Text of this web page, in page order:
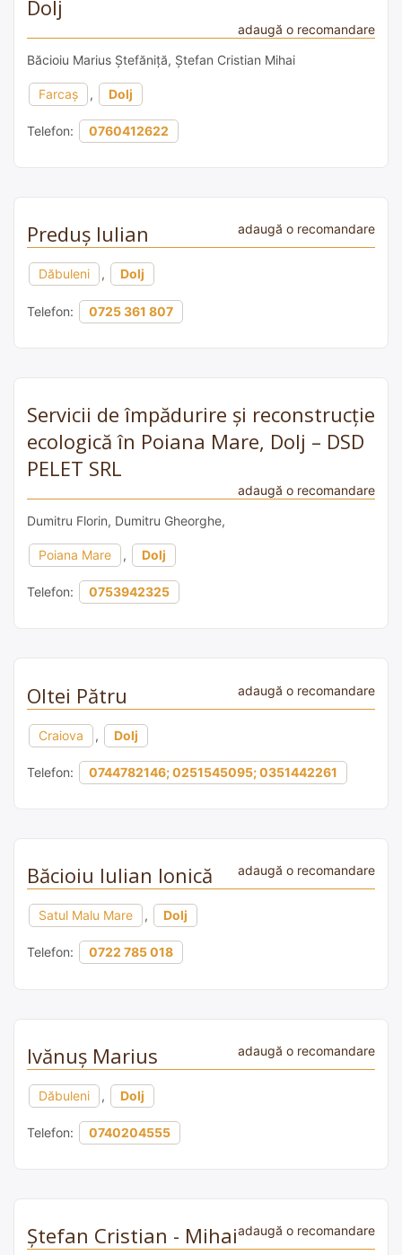
Dolj
adaugă o recomandare
Băcioiu Marius Ștefăniță, Ștefan Cristian Mihai
Farcaș , Dolj
Telefon: 0760412622
Preduș Iulian adaugă o recomandare
Dăbuleni , Dolj
Telefon: 0725 361 807
Servicii de împădurire și reconstrucție
ecologică în Poiana Mare, Dolj – DSD
PELET SRL
adaugă o recomandare
Dumitru Florin, Dumitru Gheorghe,
Poiana Mare , Dolj
Telefon: 0753942325
Oltei Pătru adaugă o recomandare
Craiova , Dolj
Telefon: 0744782146; 0251545095; 0351442261
Băcioiu Iulian Ionică adaugă o recomandare
Satul Malu Mare , Dolj
Telefon: 0722 785 018
Ivănuș Marius adaugă o recomandare
Dăbuleni , Dolj
Telefon: 0740204555
Ștefan Cristian - Mihaiadaugă o recomandare